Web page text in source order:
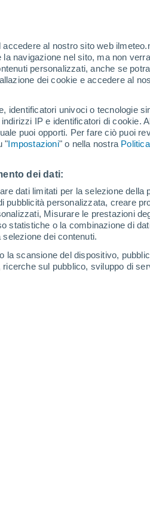
al nostro sito web
navigazione nel sito, ma non
personalizzati, anche se
dei cookie e accedere al
identificatori univoci o tecnologie
IP e identificatori di cookie.
puoi opporti. Per fare ciò puoi
"Impostazioni" o nella nostra
dei dati:
dati limitati per la selezione della
personalizzata, creare
Misurare le prestazioni
statistiche o la combinazione di
dei contenuti.
scansione del dispositivo,
sul pubblico, sviluppo di